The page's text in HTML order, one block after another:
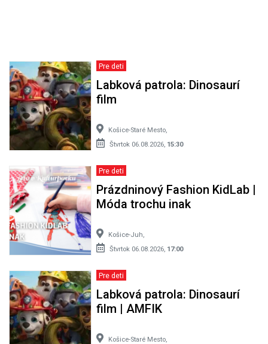
Pre deti
Labková patrola: Dinosaurí
film
Košice-Staré Mesto,
Štvrtok 06.08.2026, 15:30
Pre deti
Prázdninový Fashion KidLab |
Móda trochu inak
Košice-Juh,
Štvrtok 06.08.2026, 17:00
Pre deti
Labková patrola: Dinosaurí
film | AMFIK
Košice-Staré Mesto,